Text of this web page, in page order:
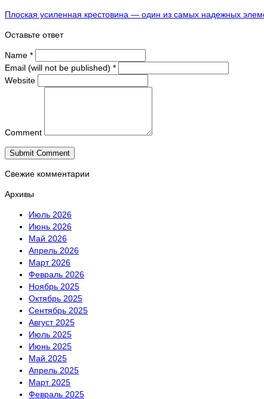
Плоская усиленная крестовина — один из самых надежных
Оставьте ответ
Name *
Email (will not be published) *
Website
Comment
Свежие комментарии
Архивы
Июль 2026
Июнь 2026
Май 2026
Апрель 2026
Март 2026
Февраль 2026
Ноябрь 2025
Октябрь 2025
Сентябрь 2025
Август 2025
Июль 2025
Июнь 2025
Май 2025
Апрель 2025
Март 2025
Февраль 2025